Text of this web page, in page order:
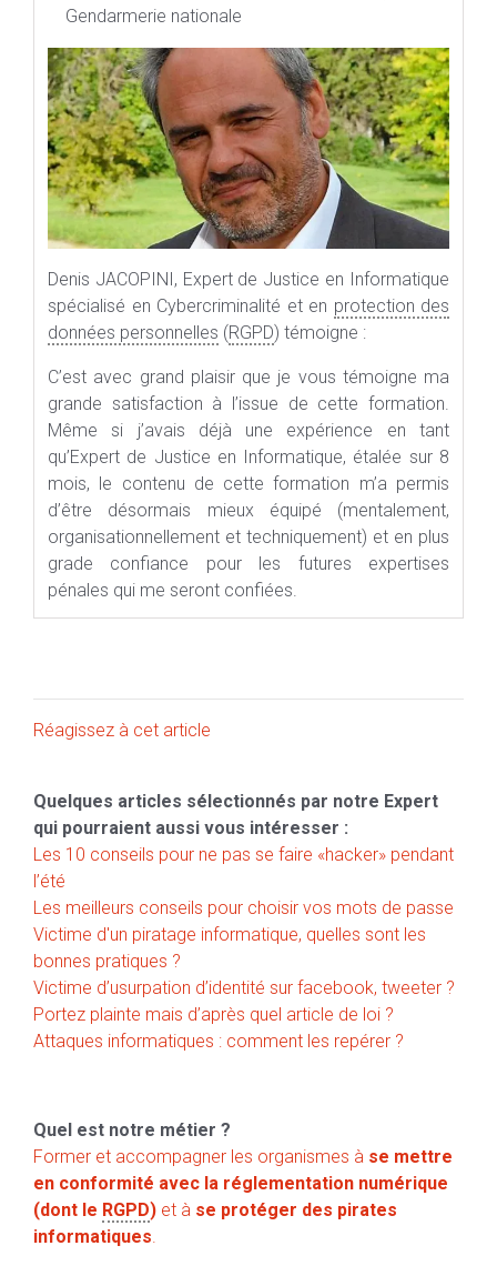
Gendarmerie nationale
Denis JACOPINI, Expert de Justice en Informatique
spécialisé en Cybercriminalité et en protection des
données personnelles (RGPD) témoigne :
C’est avec grand plaisir que je vous témoigne ma
grande satisfaction à l’issue de cette formation.
Même si j’avais déjà une expérience en tant
qu’Expert de Justice en Informatique, étalée sur 8
mois, le contenu de cette formation m’a permis
d’être désormais mieux équipé (mentalement,
organisationnellement et techniquement) et en plus
grade confiance pour les futures expertises
pénales qui me seront confiées.
Réagissez à cet article
Quelques articles sélectionnés par notre Expert
qui pourraient aussi vous intéresser :
Les 10 conseils pour ne pas se faire «hacker» pendant
l’été
Les meilleurs conseils pour choisir vos mots de passe
Victime d'un piratage informatique, quelles sont les
bonnes pratiques ?
Victime d’usurpation d’identité sur facebook, tweeter ?
Portez plainte mais d’après quel article de loi ?
Attaques informatiques : comment les repérer ?
Quel est notre métier ?
Former et accompagner les organismes à se mettre
en conformité avec la réglementation numérique
(dont le RGPD) et à se protéger des pirates
informatiques.